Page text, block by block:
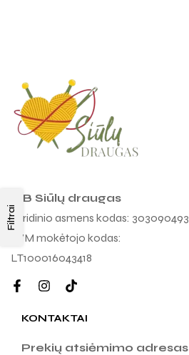
Filtrai
MB Siūlų draugas
Juridinio asmens kodas: 303090493
PVM mokėtojo kodas:
LT100016043418
KONTAKTAI
Prekių atsiėmimo adresas